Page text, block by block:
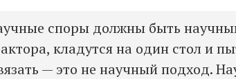
споры должны быть
кладутся на один стол и
— это не научный подход.